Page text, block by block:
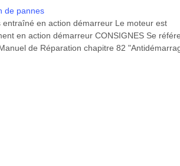
de pannes
entraîné en action démarreur Le moteur est
en action démarreur CONSIGNES Se
de Réparation chapitre 82